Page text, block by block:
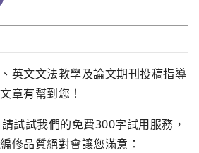
英文文法教學及論文期刊投稿指導
文章有幫到您！
試試我們的免費300字試用服務，
修品質絕對會讓您滿意：